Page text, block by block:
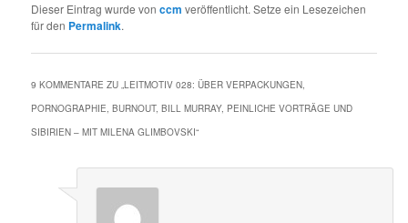
Dieser Eintrag wurde vonccm veröffentlicht. Setze ein Lesezeichen
für den Permalink.
9 KOMMENTARE ZU „LEITMOTIV 028: ÜBER VERPACKUNGEN,
PORNOGRAPHIE, BURNOUT, BILL MURRAY, PEINLICHE VORTRÄGE UND
SIBIRIEN – MIT MILENA GLIMBOVSKI“